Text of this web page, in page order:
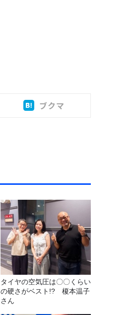
ブクマ
タイヤの空気圧は〇〇くらい
の硬さがベスト!? 榎本温子
さん